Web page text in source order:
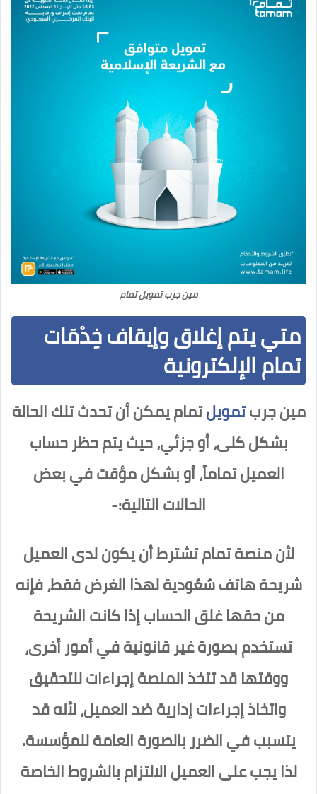
مين جرب تمويل تمام
متي يتم إغلاق وإيقاف خِدْمَات
تمام الإلكترونية
مين جربتمويلتمام يمكن أن تحدث تلك الحالة
بشكل كلى، أو جزئي، حيث يتم حظر حساب
العميل تماماً، أو بشكل مؤقت في بعض
الحالات التالية:-
لأن منصة تمام تشترط أن يكون لدى العميل
شريحة هاتف سُعُودية لهذا الغرض فقط، فإنه
من حقها غلق الحساب إذا كانت الشريحة
تستخدم بصورة غير قانونية في أمور أخرى،
ووقتها قد تتخذ المنصة إجراءات للتحقيق
واتخاذ إجراءات إدارية ضد العميل، لأنه قد
يتسبب في الضرر بالصورة العامة للمؤسسة.
لذا يجب على العميل الالتزام بالشروط الخاصة